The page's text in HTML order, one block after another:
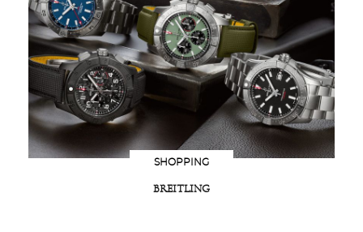
SHOPPING
BREITLING